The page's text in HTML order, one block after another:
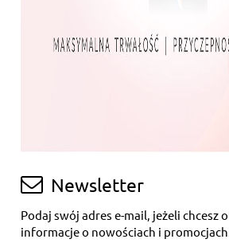
Newsletter
Podaj swój adres e-mail, jeżeli chcesz
informacje o nowościach i